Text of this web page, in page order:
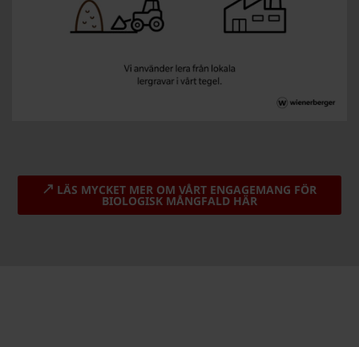
LÄS MYCKET MER OM VÅRT ENGAGEMANG FÖR
BIOLOGISK MÅNGFALD HÄR